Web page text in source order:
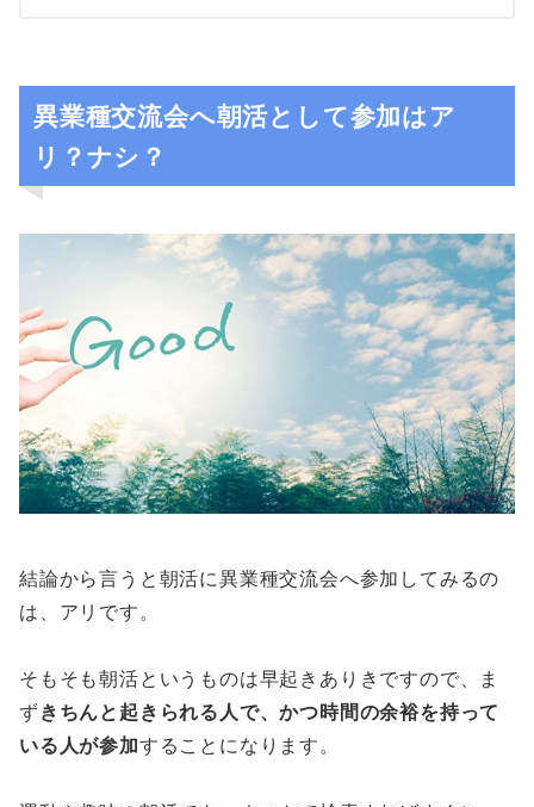
異業種交流会へ朝活として参加はア
リ？ナシ？
結論から言うと朝活に異業種交流会へ参加してみるの
は、アリです。
そもそも朝活というものは早起きありきですので、ま
ずきちんと起きられる人で、かつ時間の余裕を持って
いる人が参加することになります。